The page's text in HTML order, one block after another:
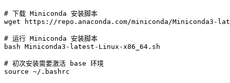
# 下载 Miniconda 安装脚本
wget https://repo.anaconda.com/miniconda/Miniconda3-
# 运行 Miniconda 安装脚本
bash Miniconda3-latest-Linux-x86_64.sh
# 初次安装需要激活 base 环境
source